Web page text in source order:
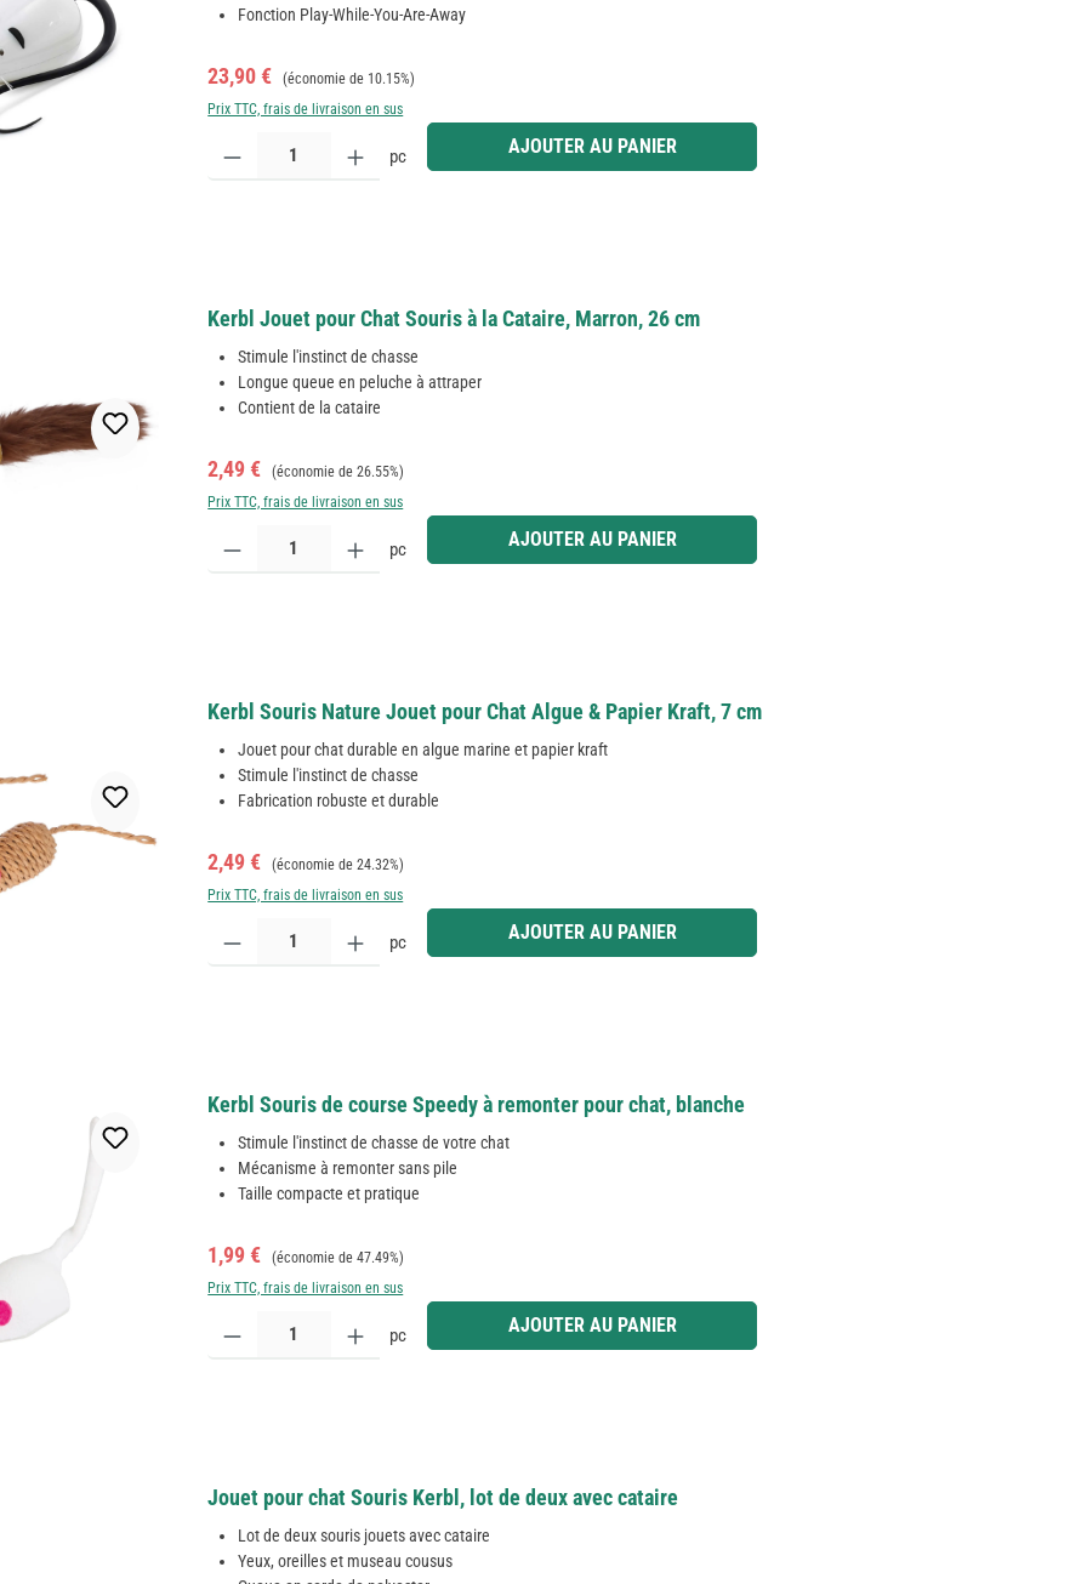
Fonction Play-While-You-Are-Away
Prix de vente :
23,90 € Prix régulier :
(économie de 10.15%)
Prix TTC, frais de livraison en sus
Quantité de produit : Entrez la quantité souhaitée ou utilisez les boutons pour augmenter ou diminuer la quantité.
pc AJOUTER AU PANIER
Kerbl Jouet pour Chat Souris à la Cataire, Marron, 26 cm
Stimule l'instinct de chasse
Longue queue en peluche à attraper
Contient de la cataire
Prix de vente :
2,49 € Prix régulier :
(économie de 26.55%)
Prix TTC, frais de livraison en sus
Quantité de produit : Entrez la quantité souhaitée ou utilisez les boutons pour augmenter ou diminuer la quantité.
pc AJOUTER AU PANIER
Kerbl Souris Nature Jouet pour Chat Algue & Papier Kraft, 7 cm
Jouet pour chat durable en algue marine et papier kraft
Stimule l'instinct de chasse
Fabrication robuste et durable
Prix de vente :
2,49 € Prix régulier :
(économie de 24.32%)
Prix TTC, frais de livraison en sus
Quantité de produit : Entrez la quantité souhaitée ou utilisez les boutons pour augmenter ou diminuer la quantité.
pc AJOUTER AU PANIER
Kerbl Souris de course Speedy à remonter pour chat, blanche
Stimule l'instinct de chasse de votre chat
Mécanisme à remonter sans pile
Taille compacte et pratique
Prix de vente :
1,99 € Prix régulier :
(économie de 47.49%)
Prix TTC, frais de livraison en sus
Quantité de produit : Entrez la quantité souhaitée ou utilisez les boutons pour augmenter ou diminuer la quantité.
pc AJOUTER AU PANIER
Jouet pour chat Souris Kerbl, lot de deux avec cataire
Lot de deux souris jouets avec cataire
Yeux, oreilles et museau cousus